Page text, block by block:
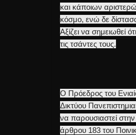
και κάποιων
κόσμο, ενώ δε
Αξίζει να σημειωθεί
τις τσάντες τους.
Ο Πρόεδρος του
Δικτύου
να παρουσιαστεί
άρθρου 183 του